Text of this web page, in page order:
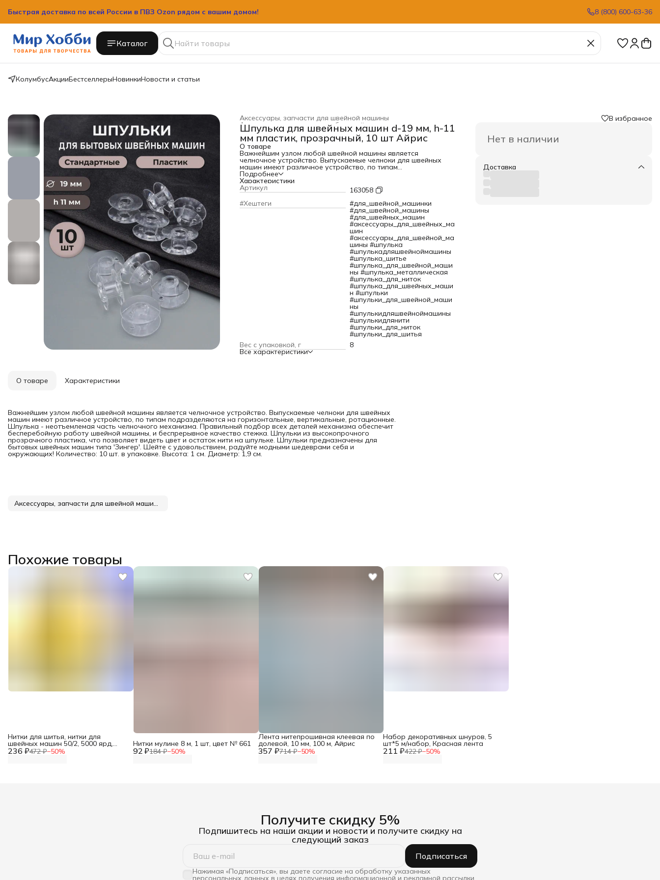
Быстрая доставка по всей России в ПВЗ Ozon рядом с вашим домом! 8 (800) 600-63-36
Каталог
КолумбусАкцииБестселлерыНовинкиНовости и статьи
Аксессуары, запчасти для швейной машины
Аксессуары и запчасти для бытовой техники
Бытовая техника ›
Главная ›
Шпулька для швейных машин d-19 мм, h-11
мм пластик, прозрачный, 10 шт Айрис
О товаре
Важнейшим узлом любой швейной машины является
челночное устройство. Выпускаемые челноки для швейных
машин имеют различное устройство, по типам
подразделяются на горизонтальные, вертикальные,
ротационные. Шпулька - неотъемлемая часть челночного
механизма. Правильный подбор всех деталей механизма
обеспечит бесперебойную работу швейной машины, и
беспрерывное качество стежка. Шпульки из высокопрочного
прозрачного пластика, что позволяет видеть цвет и остаток
нити на шпульке. Шпульки предназначены для бытовых
швейных машин типа 'Зингер'. Шейте с удовольствием,
радуйте модными шедеврами себя и окружающих!
Количество: 10 шт. в упаковке. Высота: 1 см. Диаметр: 1,9 см.
Подробнее
Характеристики
Артикул
163058
#Хештеги
#для_швейной_машинки
#для_швейной_машины
#для_швейных_машин
#аксессуары_для_швейных_ма
шин
#аксессуары_для_швейной_ма
шины #шпулька
#шпулькадляшвейноймашины
#шпулька_шитье
#шпулька_для_швейной_маши
ны #шпулька_металлическая
#шпулька_для_ниток
#шпулька_для_швейных_маши
н #шпульки
#шпульки_для_швейной_маши
ны
#шпулькидляшвейноймашины
#шпулькидлянити
#шпульки_для_ниток
#шпульки_для_шитья
Вес с упаковкой, г
8
Все характеристики
В избранное
Нет в наличии
Доставка
О товаре Характеристики
Важнейшим узлом любой швейной машины является челночное устройство. Выпускаемые челноки для швейных
машин имеют различное устройство, по типам подразделяются на горизонтальные, вертикальные, ротационные.
Шпулька - неотъемлемая часть челночного механизма. Правильный подбор всех деталей механизма обеспечит
бесперебойную работу швейной машины, и беспрерывное качество стежка. Шпульки из высокопрочного
прозрачного пластика, что позволяет видеть цвет и остаток нити на шпульке. Шпульки предназначены для
бытовых швейных машин типа 'Зингер'. Шейте с удовольствием, радуйте модными шедеврами себя и
окружающих! Количество: 10 шт. в упаковке. Высота: 1 см. Диаметр: 1,9 см.
Аксессуары, запчасти для швейной машины
Похожие товары
236 ₽472 ₽−50%
Нитки для шитья, нитки для
швейных машин 50/2, 5000 ярд,
Bestex, 006 ярко-желтый 92 ₽184 ₽−50%
Нитки мулине 8 м, 1 шт, цвет № 661
357 ₽714 ₽−50%
Лента нитепрошивная клеевая по
долевой, 10 мм, 100 м, Айрис
211 ₽422 ₽−50%
Набор декоративных шнуров, 5
шт*5 м/набор, Красная лента
Получите скидку 5%
Подпишитесь на наши акции и новости и получите скидку на
следующий заказ
Подписаться
Нажимая «Подписаться», вы даете согласие на обработку указанных
персональных данных в целях получения информационной и рекламной рассылки